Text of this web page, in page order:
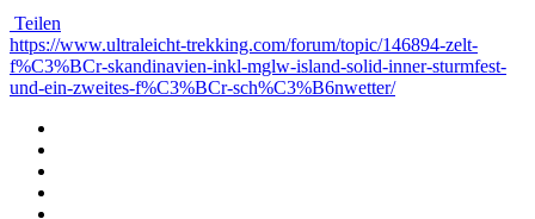
Teilen
https://www.ultraleicht-trekking.com/forum/topic/146894-zelt-
f%C3%BCr-skandinavien-inkl-mglw-island-solid-inner-sturmfest-
und-ein-zweites-f%C3%BCr-sch%C3%B6nwetter/